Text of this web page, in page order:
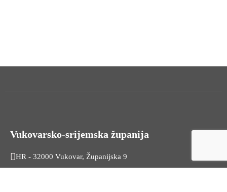
Vukovarsko-srijemska županija
HR - 32000 Vukovar, Županijska 9